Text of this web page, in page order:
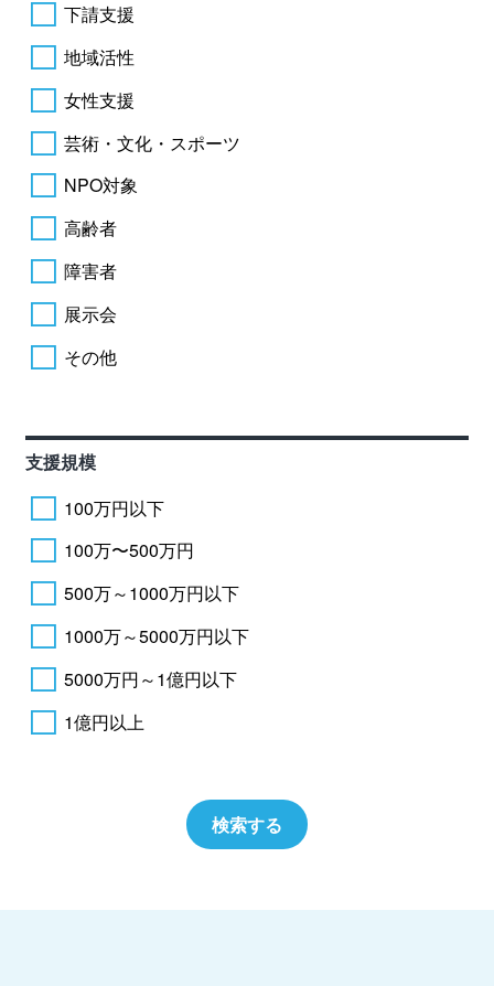
下請支援
地域活性
女性支援
芸術・文化・スポーツ
NPO対象
高齢者
障害者
展示会
その他
支援規模
100万円以下
100万〜500万円
500万～1000万円以下
1000万～5000万円以下
5000万円～1億円以下
1億円以上